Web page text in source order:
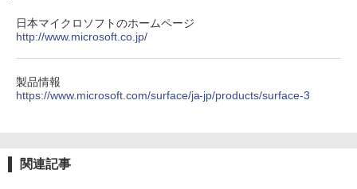
日本マイクロソフトのホームページ
http://www.microsoft.co.jp/
製品情報
https://www.microsoft.com/surface/ja-jp/products/surface-3
関連記事